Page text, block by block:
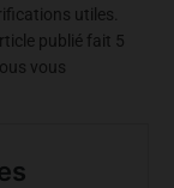
utiles.
publié fait 5
vous